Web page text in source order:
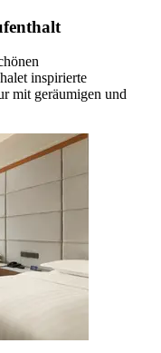
inspirierte
mit geräumigen und